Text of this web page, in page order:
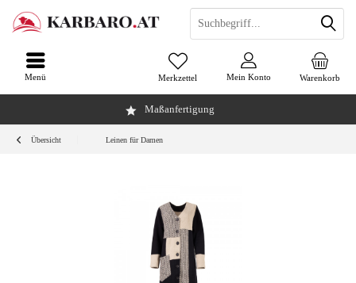
Maßanfertigung
Warenkorb
Merkzettel Mein Konto
Menü
Übersicht Leinen für Damen